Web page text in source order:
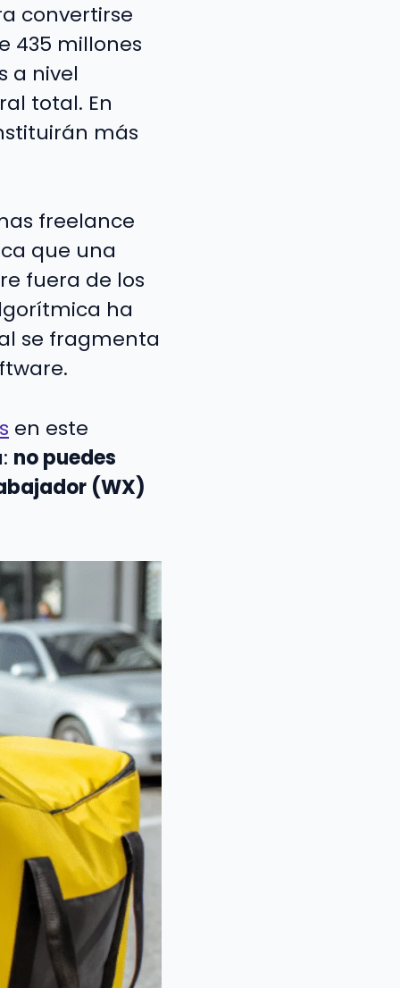
convertirse
435 millones
a nivel
total. En
más
freelance
que una
fuera de los
ha
se fragmenta
en este
no puedes
(WX)